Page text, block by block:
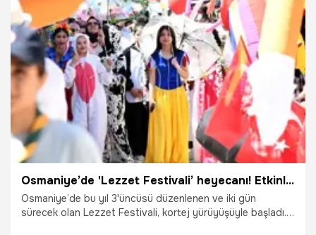
4.06.2026 Gündem
Osmaniye’de 'Lezzet Festivali’ heyecanı! Etkinlik renkli görüntülerle başladı
Osmaniye’de bu yıl 3'üncüsü düzenlenen ve iki gün
sürecek olan Lezzet Festivali, kortej yürüyüşüyle başladı.